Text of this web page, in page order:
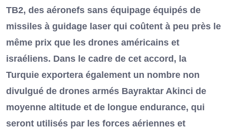
TB2, des aéronefs sans équipage équipés de
missiles à guidage laser qui coûtent à peu près le
même prix que les drones américains et
israéliens. Dans le cadre de cet accord, la
Turquie exportera également un nombre non
divulgué de drones armés Bayraktar Akinci de
moyenne altitude et de longue endurance, qui
seront utilisés par les forces aériennes et